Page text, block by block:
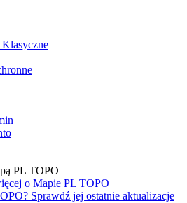
PL TOPO
o Mapie PL TOPO
Sprawdź jej ostatnie aktualizacje